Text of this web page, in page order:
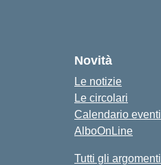
Novità
Le notizie
Le circolari
Calendario eventi
AlboOnLine
Tutti gli argomenti